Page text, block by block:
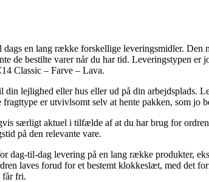
en lang række forskellige leveringsmidler. Den
de bestilte varer når du har tid. Leveringstypen er
Classic – Farve – Lava.
lejlighed eller hus eller ud på din arbejdsplads.
er utvivlsomt selv at hente pakken, som jo
særligt aktuel i tilfælde af at du har brug for
på den relevante vare.
dag-til-dag levering på en lang række produkter,
laves forud for et bestemt klokkeslæt, med det
får fri.